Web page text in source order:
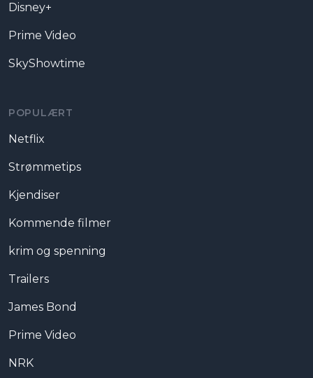
Disney+
Prime Video
SkyShowtime
POPULÆRT
Netflix
Strømmetips
Kjendiser
Kommende filmer
krim og spenning
Trailers
James Bond
Prime Video
NRK